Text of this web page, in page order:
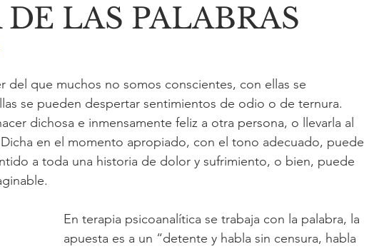
Millet
Violencia Educación Bullying Instituciones educativas
Cuerpo y lenguaje Síntoma
LAS PALABRAS
del que muchos no somos conscientes, con ellas se
se pueden despertar sentimientos de odio o de ternura.
dichosa e inmensamente feliz a otra persona, o llevarla al
en el momento apropiado, con el tono adecuado, puede
a toda una historia de dolor y sufrimiento, o bien, puede
En terapia psicoanalítica se trabaja con la palabra, la
apuesta es a un “detente y habla sin censura, habla